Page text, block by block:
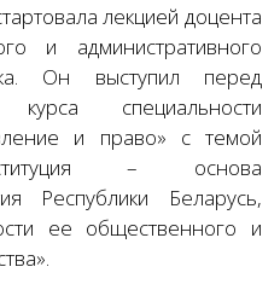
лекцией доцента
и административного
Он выступил перед
специальности
и право» с темой
– основа
Республики Беларусь,
ее общественного и